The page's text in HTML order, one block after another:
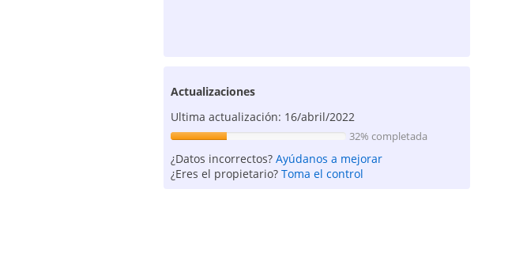
Actualizaciones
Ultima actualización: 16/abril/2022
32% completada
¿Datos incorrectos?Ayúdanos a mejorar
¿Eres el propietario?Toma el control